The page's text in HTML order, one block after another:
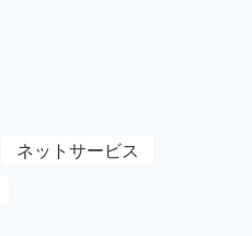
ネットサービス